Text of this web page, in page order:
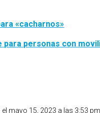
«cacharnos»
para personas con
el mayo 15, 2023 a las 3:53 pm